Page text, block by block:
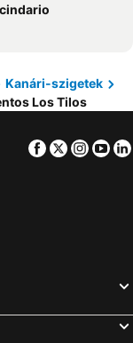
Kanári-szigetek
Los Tilos
Facebook
Twitter